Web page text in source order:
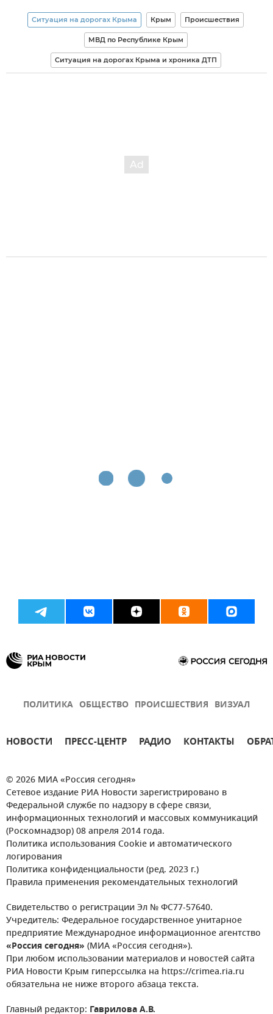
Ситуация на дорогах Крыма Крым Происшествия
МВД по Республике Крым
Ситуация на дорогах Крыма и хроника ДТП
ПОЛИТИКА ОБЩЕСТВО ПРОИСШЕСТВИЯ ВИЗУАЛ
НОВОСТИ ПРЕСС-ЦЕНТР РАДИО КОНТАКТЫ
© 2026 МИА «Россия сегодня»
Сетевое издание РИА Новости зарегистрировано в
Федеральной службе по надзору в сфере связи,
информационных технологий и массовых коммуникаций
(Роскомнадзор) 08 апреля 2014 года.
Политика использования Cookie и автоматического
логирования
Политика конфиденциальности (ред. 2023 г.)
Правила применения рекомендательных технологий
Свидетельство о регистрации Эл № ФС77-57640.
Учредитель: Федеральное государственное унитарное
предприятие Международное информационное агентство
«Россия сегодня» (МИА «Россия сегодня»).
При любом использовании материалов и новостей сайта
РИА Новости Крым гиперссылка на https://crimea.ria.ru
обязательна не ниже второго абзаца текста.
Главный редактор: Гаврилова А.В.